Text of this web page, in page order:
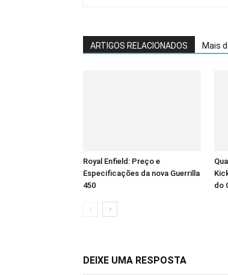
ARTIGOS RELACIONADOS Mais
Royal Enfield: Preço e
Especificações da nova Guerrilla
450
do
DEIXE UMA RESPOSTA